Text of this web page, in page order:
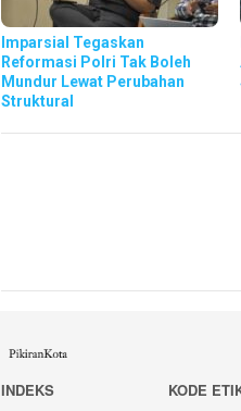
Imparsial Tegaskan
Reformasi Polri Tak Boleh
Mundur Lewat Perubahan
Struktural
INDEKS KODE